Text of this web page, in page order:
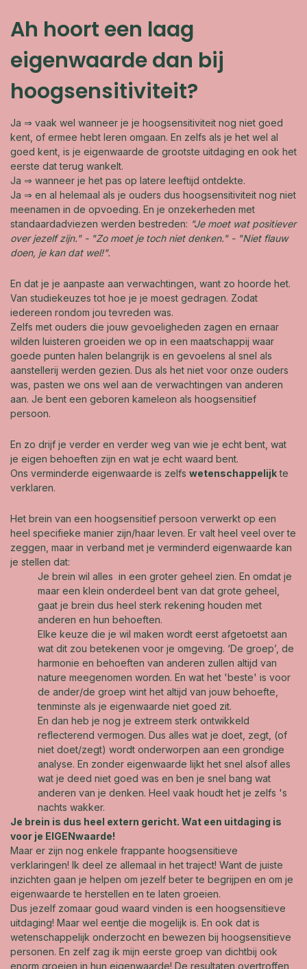
Ah hoort een laag
eigenwaarde dan bij
hoogsensitiviteit?
Ja ⇒ vaak wel wanneer je je hoogsensitiviteit nog niet goed
kent, of ermee hebt leren omgaan. En zelfs als je het wel al
goed kent, is je eigenwaarde de grootste uitdaging en ook het
eerste dat terug wankelt.
Ja ⇒ wanneer je het pas op latere leeftijd ontdekte.
Ja ⇒ en al helemaal als je ouders dus hoogsensitiviteit nog niet
meenamen in de opvoeding. En je onzekerheden met
standaardadviezen werden bestreden: "Je moet wat positiever
over jezelf zijn." - "Zo moet je toch niet denken." - "Niet flauw
doen, je kan dat wel!".
En dat je je aanpaste aan verwachtingen, want zo hoorde het.
Van studiekeuzes tot hoe je je moest gedragen. Zodat
iedereen rondom jou tevreden was.
Zelfs met ouders die jouw gevoeligheden zagen en ernaar
wilden luisteren groeiden we op in een maatschappij waar
goede punten halen belangrijk is en gevoelens al snel als
aanstellerij werden gezien. Dus als het niet voor onze ouders
was, pasten we ons wel aan de verwachtingen van anderen
aan. Je bent een geboren kameleon als hoogsensitief
persoon.
En zo drijf je verder en verder weg van wie je echt bent, wat
je eigen behoeften zijn en wat je echt waard bent.
Ons verminderde eigenwaarde is zelfs wetenschappelijkte
verklaren.
Het brein van een hoogsensitief persoon verwerkt op een
heel specifieke manier zijn/haar leven. Er valt heel veel over te
zeggen, maar in verband met je verminderd eigenwaarde kan
je stellen dat:
Je brein wil alles in een groter geheel zien. En omdat je
maar een klein onderdeel bent van dat grote geheel,
gaat je brein dus heel sterk rekening houden met
anderen en hun behoeften.
Elke keuze die je wil maken wordt eerst afgetoetst aan
wat dit zou betekenen voor je omgeving. ‘De groep’, de
harmonie en behoeften van anderen zullen altijd van
nature meegenomen worden. En wat het 'beste' is voor
de ander/de groep wint het altijd van jouw behoefte,
tenminste als je eigenwaarde niet goed zit.
En dan heb je nog je extreem sterk ontwikkeld
reflecterend vermogen. Dus alles wat je doet, zegt, (of
niet doet/zegt) wordt onderworpen aan een grondige
analyse. En zonder eigenwaarde lijkt het snel alsof alles
wat je deed niet goed was en ben je snel bang wat
anderen van je denken. Heel vaak houdt het je zelfs 's
nachts wakker.
Je brein is dus heel extern gericht. Wat een uitdaging is
voor je EIGENwaarde!
Maar er zijn nog enkele frappante hoogsensitieve
verklaringen! Ik deel ze allemaal in het traject! Want de juiste
inzichten gaan je helpen om jezelf beter te begrijpen en om je
eigenwaarde te herstellen en te laten groeien.
Dus jezelf zomaar goud waard vinden is een hoogsensitieve
uitdaging! Maar wel eentje die mogelijk is. En ook dat is
wetenschappelijk onderzocht en bewezen bij hoogsensitieve
personen. En zelf zag ik mijn eerste groep van dichtbij ook
enorm groeien in hun eigenwaarde! De resultaten overtroffen